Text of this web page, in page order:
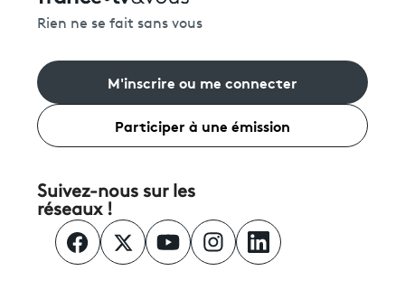
Rien ne se fait sans vous
M'inscrire ou me connecter
Participer à une émission
Suivez-nous sur les
réseaux !